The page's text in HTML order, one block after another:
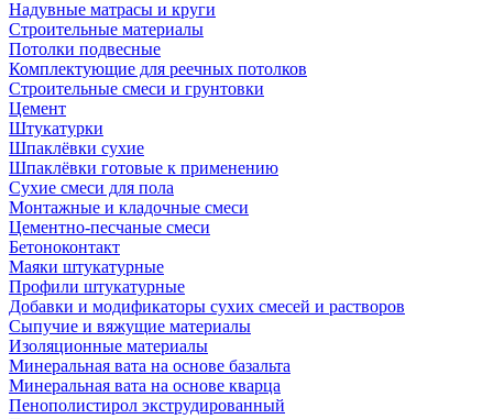
Надувные матрасы и круги
Строительные материалы
Потолки подвесные
Комплектующие для реечных потолков
Строительные смеси и грунтовки
Цемент
Штукатурки
Шпаклёвки сухие
Шпаклёвки готовые к применению
Сухие смеси для пола
Монтажные и кладочные смеси
Цементно-песчаные смеси
Бетоноконтакт
Маяки штукатурные
Профили штукатурные
Добавки и модификаторы сухих смесей и растворов
Сыпучие и вяжущие материалы
Изоляционные материалы
Минеральная вата на основе базальта
Минеральная вата на основе кварца
Пенополистирол экструдированный